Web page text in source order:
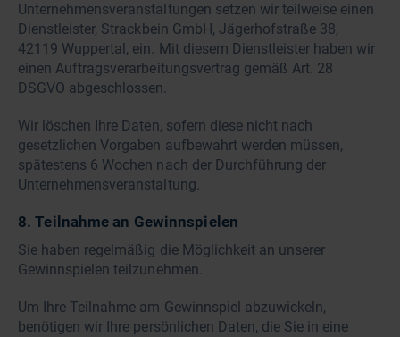
Unternehmensveranstaltungen setzen wir teilweise einen
Dienstleister, Strackbein GmbH, Jägerhofstraße 38,
42119 Wuppertal, ein. Mit diesem Dienstleister haben wir
einen Auftragsverarbeitungsvertrag gemäß Art. 28
DSGVO abgeschlossen.
Wir löschen Ihre Daten, sofern diese nicht nach
gesetzlichen Vorgaben aufbewahrt werden müssen,
spätestens 6 Wochen nach der Durchführung der
Unternehmensveranstaltung.
8. Teilnahme an Gewinnspielen
Sie haben regelmäßig die Möglichkeit an unserer
Gewinnspielen teilzunehmen.
Um Ihre Teilnahme am Gewinnspiel abzuwickeln,
benötigen wir Ihre persönlichen Daten, die Sie in eine